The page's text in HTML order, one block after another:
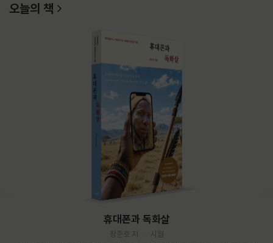
오늘의 책
휴대폰과 독화살
장준호 저
시월